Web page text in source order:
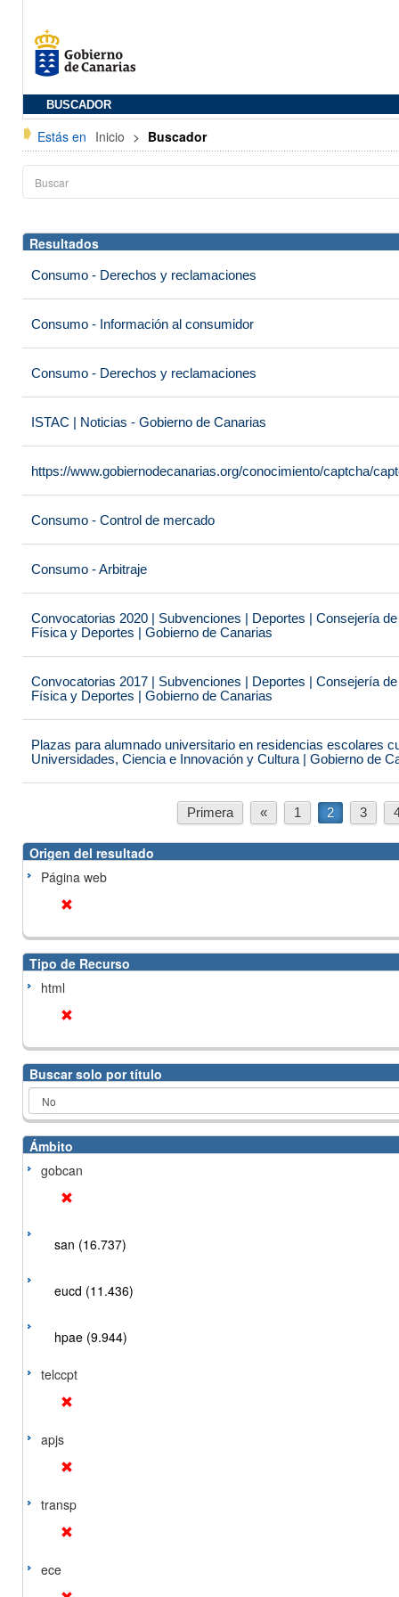
BUSCADOR
Estás en Inicio > Buscador
Resultados
Consumo - Derechos y reclamaciones
Consumo - Información al consumidor
Consumo - Derechos y reclamaciones
ISTAC | Noticias - Gobierno de Canarias
https://www.gobiernodecanarias.org/conocimiento/captcha/
Consumo - Control de mercado
Consumo - Arbitraje
Convocatorias 2020 | Subvenciones | Deportes | Consejería
Física y Deportes | Gobierno de Canarias
Convocatorias 2017 | Subvenciones | Deportes | Consejería
Física y Deportes | Gobierno de Canarias
Plazas para alumnado universitario en residencias escolares
Universidades, Ciencia e Innovación y Cultura | Gobierno de
Primera « 1 2 3
Origen del resultado
Página web
Tipo de Recurso
html
Buscar solo por título
Ámbito
gobcan
san (16.737)
eucd (11.436)
hpae (9.944)
telccpt
apjs
transp
ece